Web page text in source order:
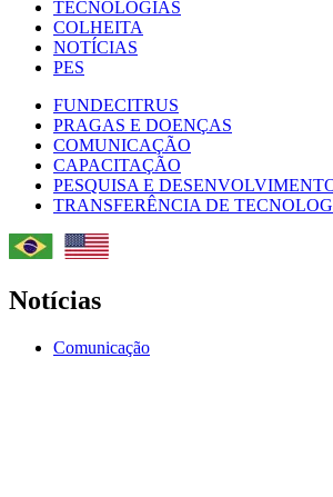
TECNOLOGIAS
COLHEITA
NOTÍCIAS
PES
FUNDECITRUS
PRAGAS E DOENÇAS
COMUNICAÇÃO
CAPACITAÇÃO
PESQUISA E
TRANSFERÊNCIA DE
Notícias
Comunicação